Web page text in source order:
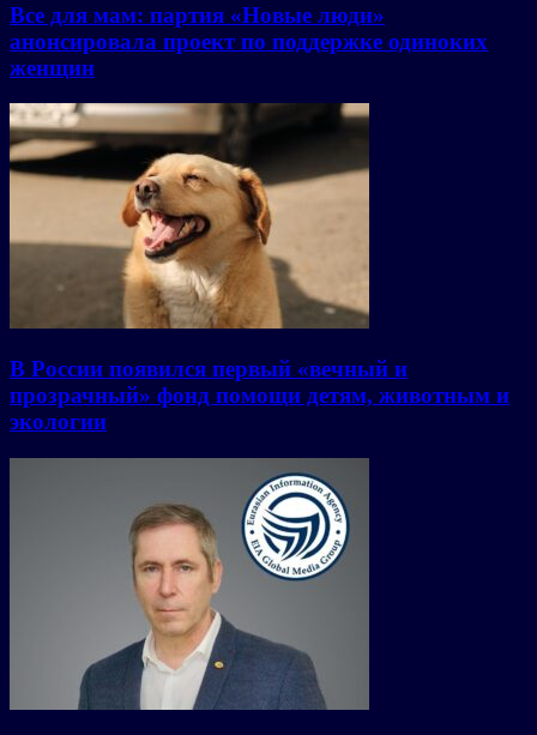
Все для мам: партия «Новые люди»
анонсировала проект по поддержке одиноких
женщин
В России появился первый «вечный и
прозрачный» фонд помощи детям, животным и
экологии